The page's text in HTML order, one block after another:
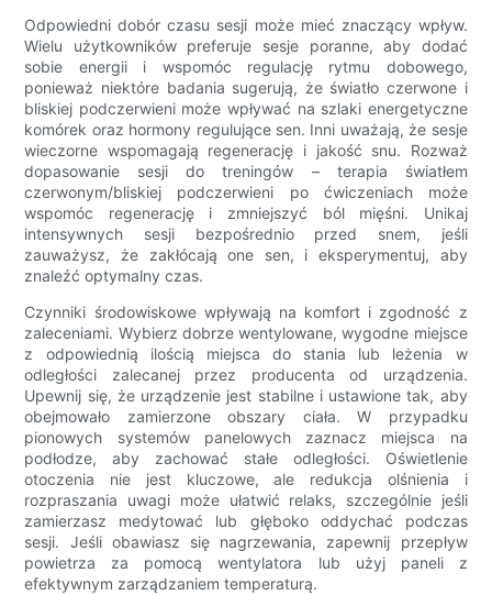
Odpowiedni dobór czasu sesji może mieć znaczący wpływ.
Wielu użytkowników preferuje sesje poranne, aby dodać
sobie energii i wspomóc regulację rytmu dobowego,
ponieważ niektóre badania sugerują, że światło czerwone i
bliskiej podczerwieni może wpływać na szlaki energetyczne
komórek oraz hormony regulujące sen. Inni uważają, że sesje
wieczorne wspomagają regenerację i jakość snu. Rozważ
dopasowanie sesji do treningów – terapia światłem
czerwonym/bliskiej podczerwieni po ćwiczeniach może
wspomóc regenerację i zmniejszyć ból mięśni. Unikaj
intensywnych sesji bezpośrednio przed snem, jeśli
zauważysz, że zakłócają one sen, i eksperymentuj, aby
znaleźć optymalny czas.
Czynniki środowiskowe wpływają na komfort i zgodność z
zaleceniami. Wybierz dobrze wentylowane, wygodne miejsce
z odpowiednią ilością miejsca do stania lub leżenia w
odległości zalecanej przez producenta od urządzenia.
Upewnij się, że urządzenie jest stabilne i ustawione tak, aby
obejmowało zamierzone obszary ciała. W przypadku
pionowych systemów panelowych zaznacz miejsca na
podłodze, aby zachować stałe odległości. Oświetlenie
otoczenia nie jest kluczowe, ale redukcja olśnienia i
rozpraszania uwagi może ułatwić relaks, szczególnie jeśli
zamierzasz medytować lub głęboko oddychać podczas
sesji. Jeśli obawiasz się nagrzewania, zapewnij przepływ
powietrza za pomocą wentylatora lub użyj paneli z
efektywnym zarządzaniem temperaturą.